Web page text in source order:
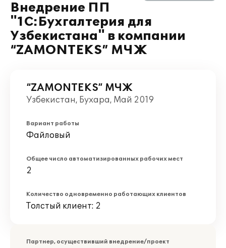
Внедрение ПП
"1C:Бухгалтерия для
Узбекистана" в компании
“ZAMONTEKS” МЧЖ
“ZAMONTEKS” МЧЖ
Узбекистан, Бухара, Май 2019
Вариант работы
Файловый
Общее число автоматизированных рабочих мест
2
Количество одновременно работающих клиентов
Толстый клиент: 2
Партнер, осуществивший внедрение/проект